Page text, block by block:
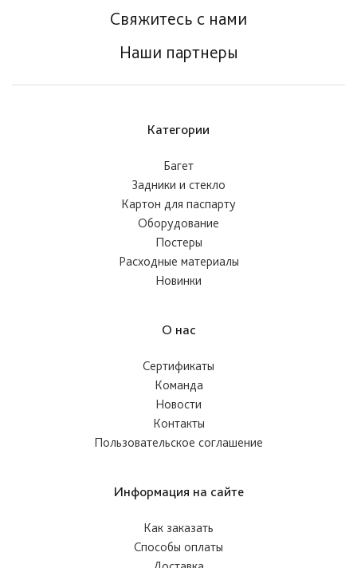
Свяжитесь с нами
Наши партнеры
Категории
Багет
Задники и стекло
Картон для паспарту
Оборудование
Постеры
Расходные материалы
Новинки
О нас
Сертификаты
Команда
Новости
Контакты
Пользовательское соглашение
Информация на сайте
Как заказать
Способы оплаты